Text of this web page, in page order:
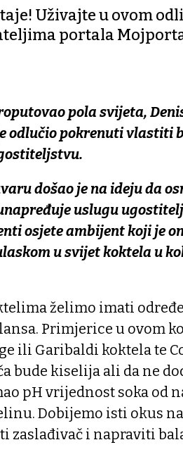
Uživajte u ovom
portala
pola svijeta,
odlučio pokrenuti vlastiti
došao je na ideju da
uslugu
osjete ambijent koji je
u svijet koktela u
želimo imati
Primjerice u ovom
ili Garibaldi koktela te
bude kiselija ali da ne
pH vrijednost soka od
Dobijemo isti okus
zaslađivač i napraviti